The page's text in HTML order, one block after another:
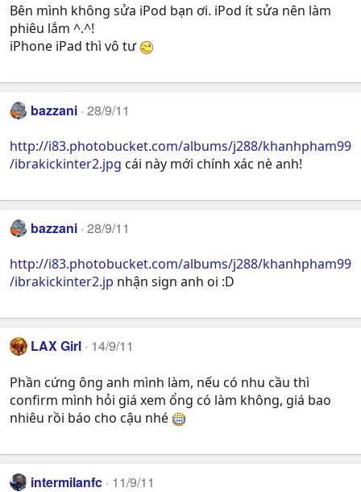
Bên mình không sửa iPod bạn ơi. iPod ít sửa nên làm
phiêu lắm ^.^!
iPhone iPad thì vô tư
bazzani 28/9/11
http://i83.photobucket.com/albums/j288/khanhpham99
/ibrakickinter2.jpg cái này mới chính xác nè anh!
bazzani 28/9/11
http://i83.photobucket.com/albums/j288/khanhpham99
/ibrakickinter2.jp nhận sign anh oi :D
LAX Girl 14/9/11
Phần cứng ông anh mình làm, nếu có nhu cầu thì
confirm mình hỏi giá xem ổng có làm không, giá bao
nhiêu rồi báo cho cậu nhé
intermilanfc 11/9/11